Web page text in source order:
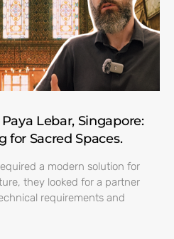
Lebar, Singapore:
for Sacred Spaces.
a modern solution for
they looked for a partner
requirements and